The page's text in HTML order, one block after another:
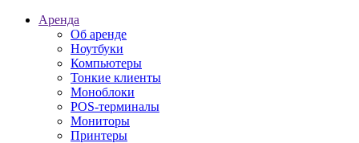
Аренда
Об аренде
Ноутбуки
Компьютеры
Тонкие клиенты
Моноблоки
POS-терминалы
Мониторы
Принтеры